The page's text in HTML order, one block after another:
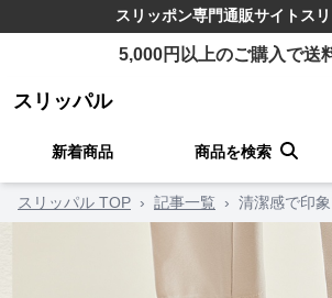
スリッポン専門通販サイト ス
5,000円以上のご購入で送
スリッパル
新着商品 商品を検索
スリッパル TOP › 記事一覧 › 清潔感で印